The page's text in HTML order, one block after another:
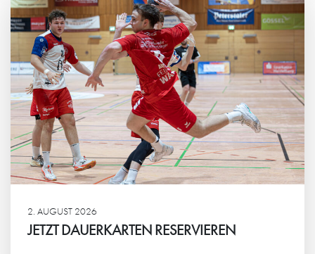
2. AUGUST 2026
JETZT DAUERKARTEN RESERVIEREN